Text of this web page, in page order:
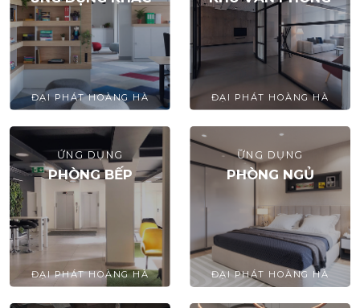
ĐẠI PHÁT HOÀNG HÀ ĐẠI PHÁT HOÀNG HÀ
ỨNG DỤNG
PHÒNG BẾP
ĐẠI PHÁT HOÀNG HÀ
ỨNG DỤNG
PHÒNG NGỦ
ĐẠI PHÁT HOÀNG HÀ